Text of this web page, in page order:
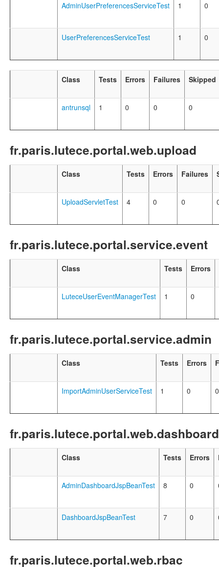
AdminUserPreferencesServiceTest 1 0
UserPreferencesServiceTest 1 0
Class Tests Errors Failures Skipped
antrunsql 1 0 0 0
fr.paris.lutece.portal.web.upload
Class Tests Errors Failures
UploadServletTest 4 0 0
fr.paris.lutece.portal.service.event
Class Tests Errors
LuteceUserEventManagerTest 1 0
fr.paris.lutece.portal.service.admin
Class Tests Errors
ImportAdminUserServiceTest 1 0 0
fr.paris.lutece.portal.web.dashboard
Class Tests Errors
AdminDashboardJspBeanTest 8 0
DashboardJspBeanTest 7 0
fr.paris.lutece.portal.web.rbac